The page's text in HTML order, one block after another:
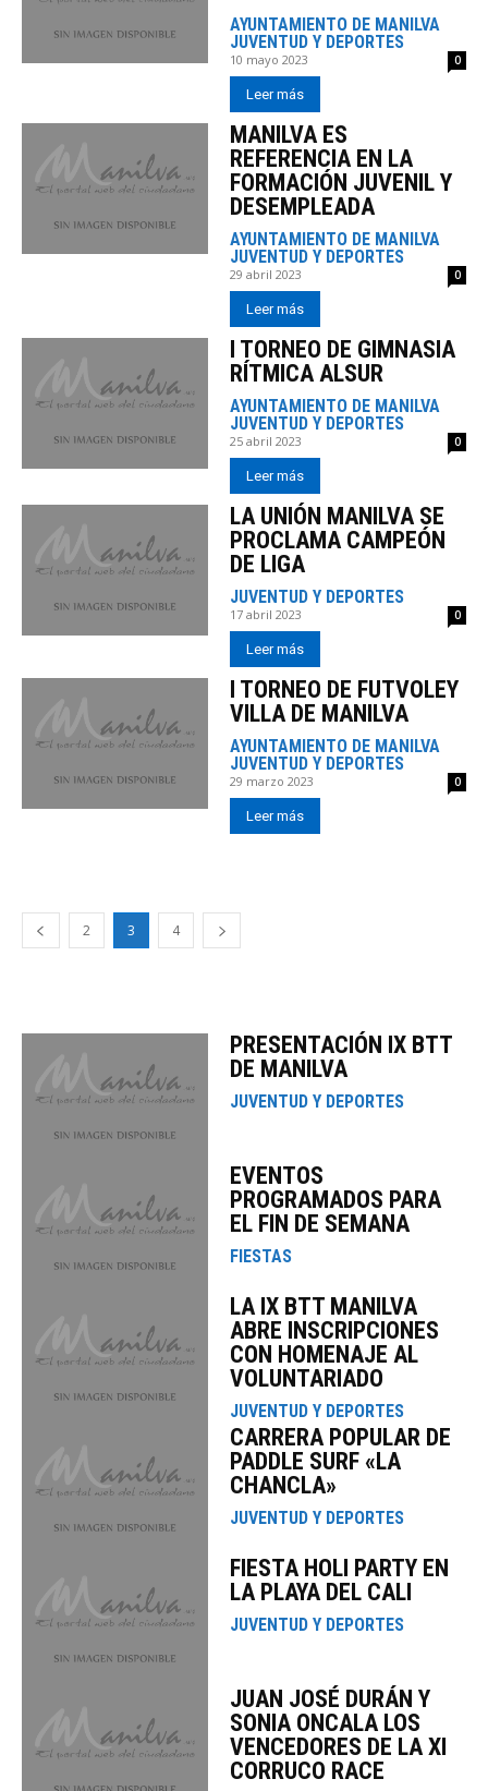
AYUNTAMIENTO DE MANILVA
JUVENTUD Y DEPORTES
10 mayo 2023 0
Leer más
MANILVA ES
REFERENCIA EN LA
FORMACIÓN JUVENIL Y
DESEMPLEADA
AYUNTAMIENTO DE MANILVA
JUVENTUD Y DEPORTES
29 abril 2023 0
Leer más
I TORNEO DE GIMNASIA
RÍTMICA ALSUR
AYUNTAMIENTO DE MANILVA
JUVENTUD Y DEPORTES
25 abril 2023 0
Leer más
LA UNIÓN MANILVA SE
PROCLAMA CAMPEÓN
DE LIGA
JUVENTUD Y DEPORTES
17 abril 2023 0
Leer más
I TORNEO DE FUTVOLEY
VILLA DE MANILVA
AYUNTAMIENTO DE MANILVA
JUVENTUD Y DEPORTES
29 marzo 2023 0
Leer más
2 3 4
PRESENTACIÓN IX BTT
DE MANILVA
JUVENTUD Y DEPORTES
EVENTOS
PROGRAMADOS PARA
EL FIN DE SEMANA
FIESTAS
LA IX BTT MANILVA
ABRE INSCRIPCIONES
CON HOMENAJE AL
VOLUNTARIADO
JUVENTUD Y DEPORTES
CARRERA POPULAR DE
PADDLE SURF «LA
CHANCLA»
JUVENTUD Y DEPORTES
FIESTA HOLI PARTY EN
LA PLAYA DEL CALI
JUVENTUD Y DEPORTES
JUAN JOSÉ DURÁN Y
SONIA ONCALA LOS
VENCEDORES DE LA XI
CORRUCO RACE